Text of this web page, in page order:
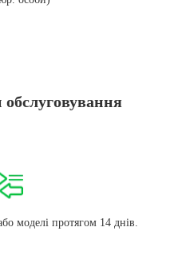
моделі протягом 14 днів.